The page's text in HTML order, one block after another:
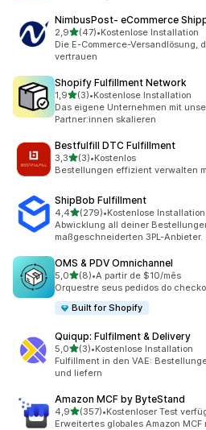
NimbusPost‑ eCommerce
2,9von 5 Sternen
(47)
47 Rezensionen insgesamt
•Kostenlose Installation
Die E-Commerce-Versandlösung,
vertrauen
Shopify Fulfillment Network
1,9von 5 Sternen
(3)
3 Rezensionen insgesamt
•Kostenlose Installation
Das eigene Unternehmen mit
Partner:innen skalieren
Bestfulfill DTC Fulfillment
3,3von 5 Sternen
(3)
3 Rezensionen insgesamt
•Kostenlos
Bestellungen effizient verwalten
ShipBob Fulfillment
4,4von 5 Sternen
(279)
279 Rezensionen insgesamt
•Kostenlose Installation
Abwicklung all deiner
maßgeschneiderten 3PL-Anbieter.
OMS & PDV Omnichannel
5,0von 5 Sternen
(8)
8 Rezensionen insgesamt
•A partir de $10/mês
Orquestre seus pedidos do
Built for Shopify
Quiqup: Fulfilment & Delivery
5,0von 5 Sternen
(3)
3 Rezensionen insgesamt
•Kostenlose Installation
Fulfillment in den VAE:
und liefern
Amazon MCF by ByteStand
4,9von 5 Sternen
(357)
357 Rezensionen insgesamt
•Kostenloser Test
Erweitertes globales Amazon